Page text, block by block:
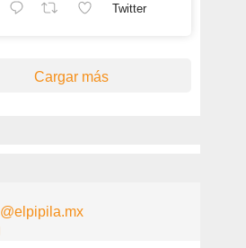
Twitter
Cargar más
@elpipila.mx